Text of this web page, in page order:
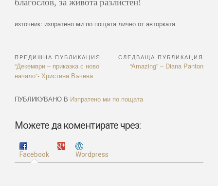
благослов, за живота разлистен!
източник: изпратено ми по пощата лично от авторката
Навигация
ПРЕДИШНА ПУБЛИКАЦИЯ
Previous
Article:
“Декември – приказка с ново
начало”- Христина Въчева
СЛЕДВАЩА ПУБЛИКАЦИЯ
Next
“Amazing” – Diana Panton
ПУБЛИКУВАНО В Изпратено ми по пощата
Можете да коментирате чрез:
Facebook Wordpress